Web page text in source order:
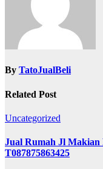
By TatoJualBeli
Related Post
Uncategorized
Jual Rumah Jl Makian
T087875863425